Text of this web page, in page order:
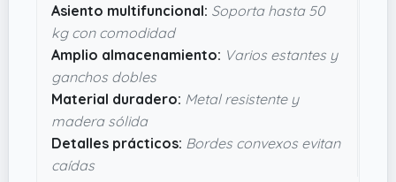
aguanta hasta 50 kg, así que no parece endeble.
Además, tiene bastantes ganchos dobles y
estantes con bordes para que nada se caiga,
una tontería que al final hace la vida más fácil. Se
ve sólido y con90 días de garantíano da miedo
probarlo. En resumen, parece un mueble que
ayuda a mantener todo organizado sin
complicar la entrada.
Asiento multifuncional: Soporta hasta 50
kg con comodidad
Amplio almacenamiento: Varios estantes y
ganchos dobles
Material duradero: Metal resistente y
madera sólida
Detalles prácticos: Bordes convexos evitan
caídas